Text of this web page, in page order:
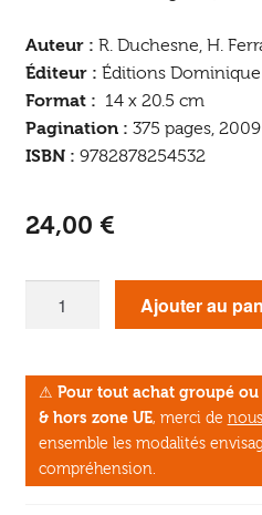
Auteur : R. Duchesne, H.
Éditeur : Éditions
Format : 14 x 20.5 cm
Pagination : 375 pages, 2009
ISBN : 9782878254532
24,00 €
Vannerie,
l'Osier
Ajouter au
⚠ Pour tout achat groupé
& hors zone UE, merci de
ensemble les modalités
compréhension.